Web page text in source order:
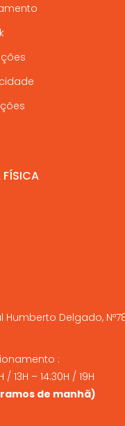
FÍSICA
Delgado,
:
13H – 14:30H / 19H
de manhã)